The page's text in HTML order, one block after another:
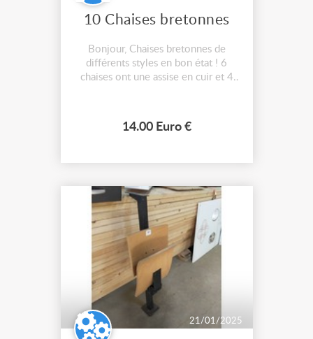
10 Chaises bretonnes
Bonjour, Chaises bretonnes de
différents styles en bon état ! 6
chaises ont une assise en cuir et 4
celles en cuir // 97,5 pour celles en
paille. Hauteur de l’assise : 46cm La
permet un aérogomma...
14.00 Euro €
21/01/2025